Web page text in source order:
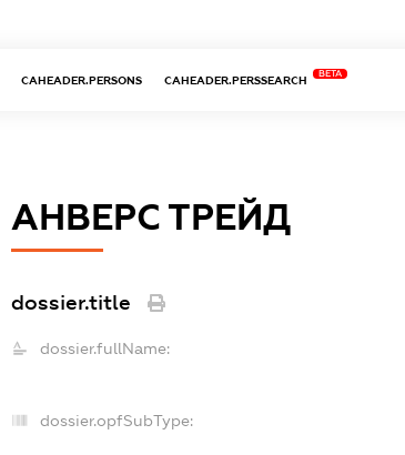
CAHEADER.PERSONS CAHEADER.PERSSEARCH
BETA
АНВЕРС ТРЕЙД
dossier.title
dossier.fullName:
dossier.opfSubType: